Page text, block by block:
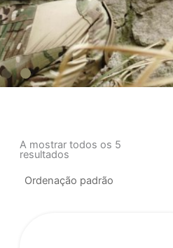
A mostrar todos os 5
resultados